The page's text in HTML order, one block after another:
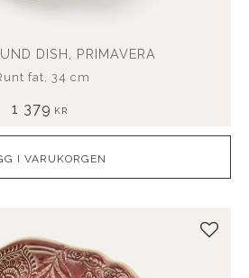
DISH, PRIMAVERA
fat, 34 cm
1 379 KR